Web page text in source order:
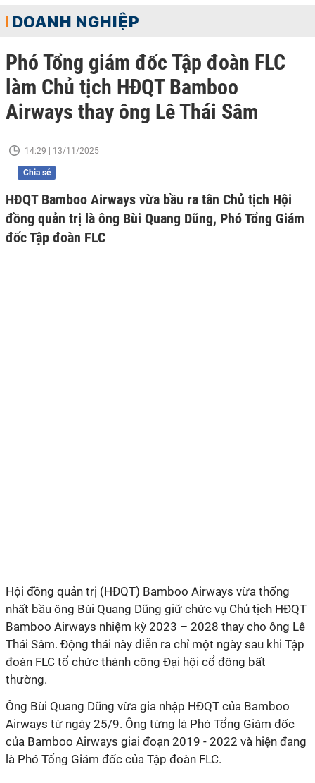
DOANH NGHIỆP
Phó Tổng giám đốc Tập đoàn FLC
làm Chủ tịch HĐQT Bamboo
Airways thay ông Lê Thái Sâm
14:29 | 13/11/2025
Chia sẻ
HĐQT Bamboo Airways vừa bầu ra tân Chủ tịch Hội
đồng quản trị là ông Bùi Quang Dũng, Phó Tổng Giám
đốc Tập đoàn FLC
Hội đồng quản trị (HĐQT) Bamboo Airways vừa thống
nhất bầu ông Bùi Quang Dũng giữ chức vụ Chủ tịch HĐQT
Bamboo Airways nhiệm kỳ 2023 – 2028 thay cho ông Lê
Thái Sâm. Động thái này diễn ra chỉ một ngày sau khi Tập
đoàn FLC tổ chức thành công Đại hội cổ đông bất
thường.
Ông Bùi Quang Dũng vừa gia nhập HĐQT của Bamboo
Airways từ ngày 25/9. Ông từng là Phó Tổng Giám đốc
của Bamboo Airways giai đoạn 2019 - 2022 và hiện đang
là Phó Tổng Giám đốc của Tập đoàn FLC.